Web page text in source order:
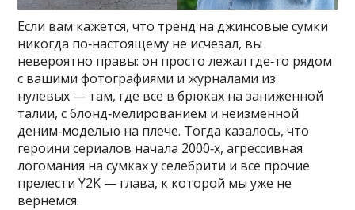
Если вам кажется, что тренд на джинсовые сумки
никогда по‑настоящему не исчезал, вы
невероятно правы: он просто лежал где‑то рядом
с вашими фотографиями и журналами из
нулевых — там, где все в брюках на заниженной
талии, с блонд‑мелированием и неизменной
деним‑моделью на плече. Тогда казалось, что
героини сериалов начала 2000‑х, агрессивная
логомания на сумках у селебрити и все прочие
прелести Y2K — глава, к которой мы уже не
вернемся.